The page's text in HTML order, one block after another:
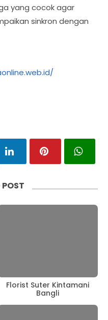
yang cocok agar
sinkron dengan
POST
Florist Suter Kintamani
Bangli